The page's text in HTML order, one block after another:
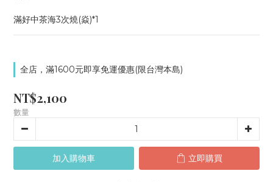
滿好中茶海3次燒(焱)*1
全店，滿1600元即享免運優惠(限台灣本島)
NT$2,100
數量
加入購物車 立即購買